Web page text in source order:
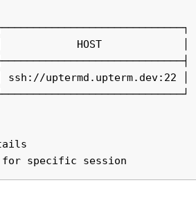
│            HOST             │
ssh://uptermd.upterm.dev:22 │